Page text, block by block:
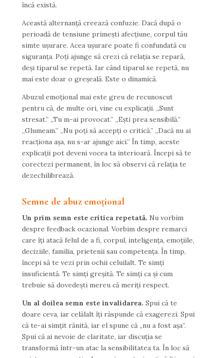
încă există.
Această alternanță creează confuzie. Dacă după o
perioadă de tensiune primești afecțiune, corpul tău
simte ușurare. Acea ușurare poate fi confundată cu
siguranța. Poți ajunge să crezi că relația se repară,
deși tiparul se repetă. Iar când tiparul se repetă, nu
mai este doar o greșeală. Este o dinamică.
Abuzul emoțional mai este greu de recunoscut
pentru că, de multe ori, vine cu explicații. „Sunt
stresat.” „Tu m-ai provocat.” „Ești prea sensibilă.”
„Glumeam.” „Nu poți să accepți o critică.” „Dacă nu ai
reacționa așa, nu s-ar ajunge aici.” În timp, aceste
explicații pot deveni vocea ta interioară. Începi să te
corectezi permanent, în loc să observi că relația te
dezechilibrează.
Semne de abuz emoțional
Un prim semn este critica repetată. Nu vorbim
despre feedback ocazional. Vorbim despre remarci
care îți atacă felul de a fi, corpul, inteligența, emoțiile,
deciziile, familia, prietenii sau competența. În timp,
începi să te vezi prin ochii celuilalt. Te simți
insuficientă. Te simți greșită. Te simți ca și cum
trebuie să dovedești mereu că meriți respect.
Un al doilea semn este invalidarea. Spui că te
doare ceva, iar celălalt îți răspunde că exagerezi. Spui
că te-ai simțit rănită, iar el spune că „nu a fost așa”.
Spui că ai nevoie de claritate, iar discuția se
transformă într-un atac la sensibilitatea ta. În loc să